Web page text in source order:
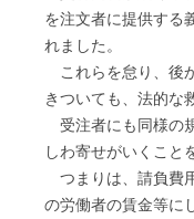
を注文者に提供する
れました。
これらを怠り、後
きついても、法的な
受注者にも同様の
しわ寄せがいくこと
つまりは、請負費
の労働者の賃金等に